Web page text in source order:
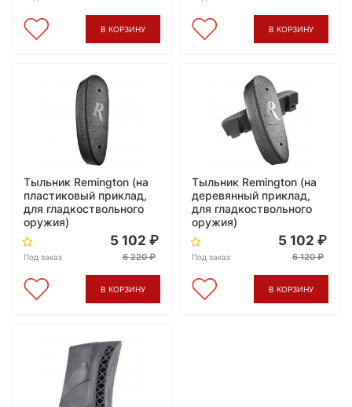
В КОРЗИНУ В КОРЗИНУ
Тыльник Remington (на
пластиковый приклад,
для гладкоствольного
оружия)
Под заказ
5 102
6 220
В КОРЗИНУ
Тыльник Remington (на
деревянный приклад,
для гладкоствольного
оружия)
Под заказ
5 102
6 120
В КОРЗИНУ